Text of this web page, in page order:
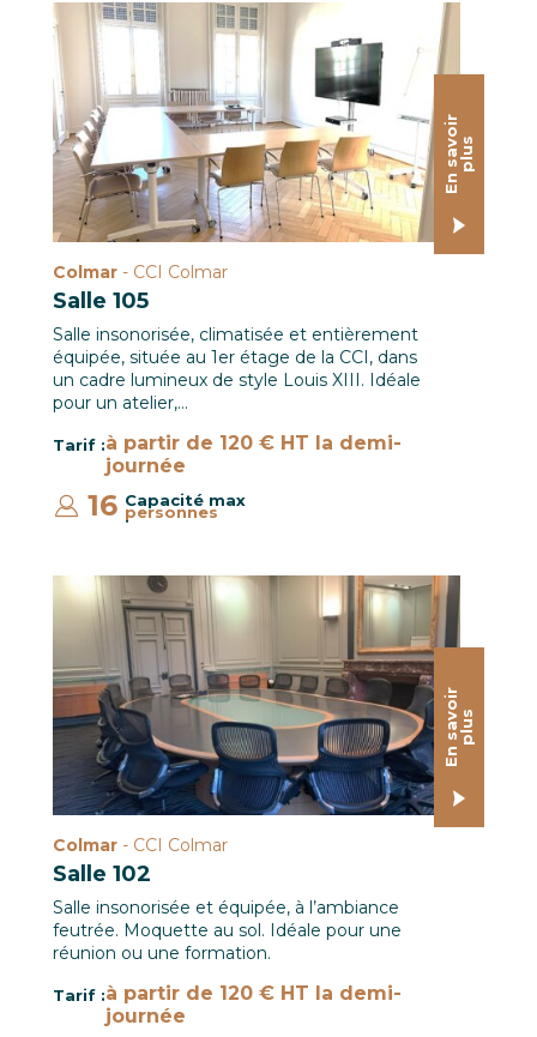
Salle de réunion 105 à la CCI de Colmar
E
n
s
av
o
i
r
p
l
us
Colmar - CCI Colmar
Salle 105
Salle insonorisée, climatisée et entièrement
équipée, située au 1er étage de la CCI, dans
un cadre lumineux de style Louis XIII. Idéale
pour un atelier,…
Tarif :à partir de 120 € HT la demi-
journée
Capacité max
:
16 personnes
Salle 102 CCI Colmar
E
n
s
av
o
i
r
p
l
us
Colmar - CCI Colmar
Salle 102
Salle insonorisée et équipée, à l’ambiance
feutrée. Moquette au sol. Idéale pour une
réunion ou une formation.
Tarif :à partir de 120 € HT la demi-
journée